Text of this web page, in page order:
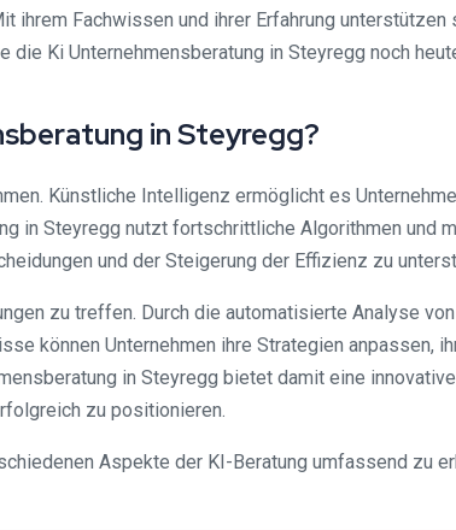
Fachwissen und ihrer Erfahrung unterstützen
Ki Unternehmensberatung in Steyregg noch
in Steyregg?
Künstliche Intelligenz ermöglicht es
in Steyregg nutzt fortschrittliche Algorithmen und
und der Steigerung der Effizienz zu
zu treffen. Durch die automatisierte Analyse
können Unternehmen ihre Strategien anpassen,
in Steyregg bietet damit eine
zu positionieren.
Aspekte der KI-Beratung umfassend zu